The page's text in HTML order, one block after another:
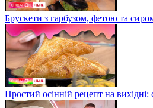
Брускети з гарбузом, фетою та
Простий осінній рецепт на вихідні: